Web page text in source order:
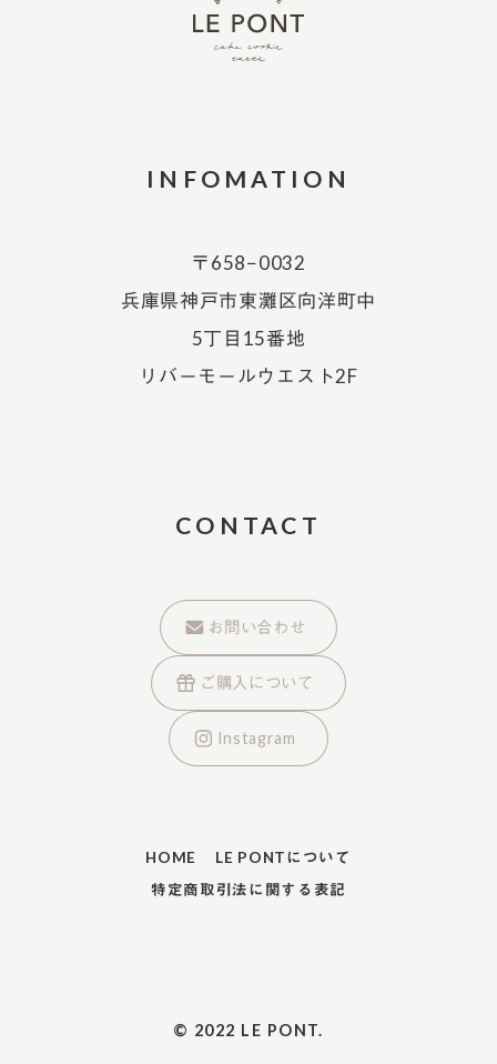
INFOMATION
〒658−0032
兵庫県神戸市東灘区向洋町中
5丁目15番地
リバーモールウエスト2F
CONTACT
お問い合わせ
ご購入について
Instagram
HOME
LE PONTについて
特定商取引法に関する表記
© 2022 LE PONT.